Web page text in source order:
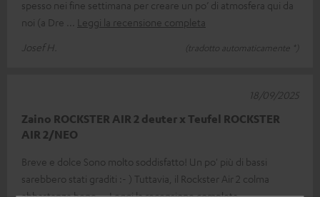
spesso nei fine settimana per creare un po’ di atmosfera qui da
noi (a Dre
Leggi la recensione completa
Josef H.
(tradotto automaticamente *)
Zaino ROCKSTER AIR 2 deuter x Teufel ROCKSTER
AIR 2/NEO
Breve e dolce Sono molto soddisfatto! Un po' più di bassi
sarebbero stati graditi :- ) Tuttavia, il Rockster Air 2 colma
18/09/2025